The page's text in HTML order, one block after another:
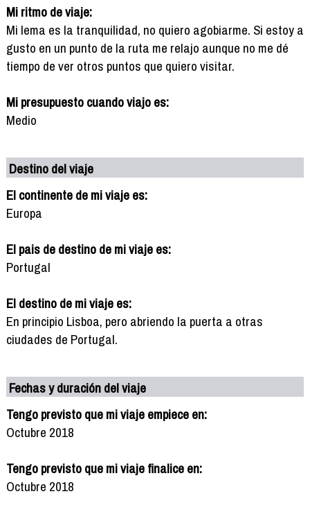
Mi ritmo de viaje:
Mi lema es la tranquilidad, no quiero agobiarme. Si estoy a
gusto en un punto de la ruta me relajo aunque no me dé
tiempo de ver otros puntos que quiero visitar.
Mi presupuesto cuando viajo es:
Medio
Destino del viaje
El continente de mi viaje es:
Europa
El pais de destino de mi viaje es:
Portugal
El destino de mi viaje es:
En principio Lisboa, pero abriendo la puerta a otras
ciudades de Portugal.
Fechas y duración del viaje
Tengo previsto que mi viaje empiece en:
Octubre 2018
Tengo previsto que mi viaje finalice en:
Octubre 2018